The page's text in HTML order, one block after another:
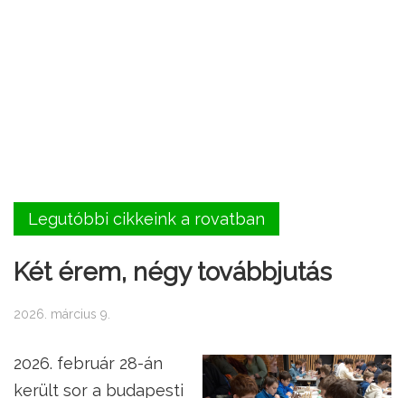
Legutóbbi cikkeink a rovatban
Két érem, négy továbbjutás
2026. március 9.
2026. február 28-án
került sor a budapesti